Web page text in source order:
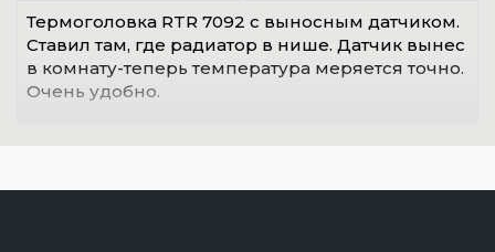
Термоголовка RTR 7092 с выносным датчиком.
Ставил там, где радиатор в нише. Датчик вынес
в комнату-теперь температура меряется точно.
Очень удобно.